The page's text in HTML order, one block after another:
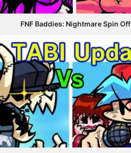
FNF Baddies: Nightmare Spin Off